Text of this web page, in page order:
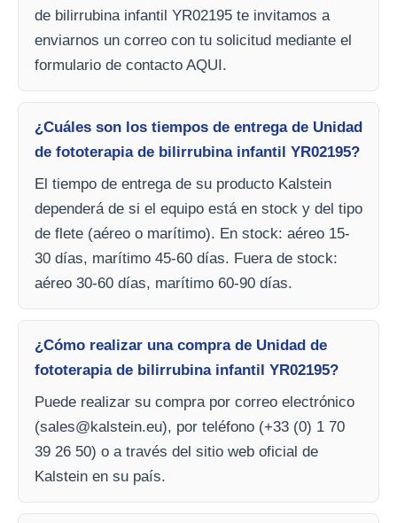
de bilirrubina infantil YR02195 te invitamos a
enviarnos un correo con tu solicitud mediante el
formulario de contacto AQUI.
¿Cuáles son los tiempos de entrega de Unidad
de fototerapia de bilirrubina infantil YR02195?
El tiempo de entrega de su producto Kalstein
dependerá de si el equipo está en stock y del tipo
de flete (aéreo o marítimo). En stock: aéreo 15-
30 días, marítimo 45-60 días. Fuera de stock:
aéreo 30-60 días, marítimo 60-90 días.
¿Cómo realizar una compra de Unidad de
fototerapia de bilirrubina infantil YR02195?
Puede realizar su compra por correo electrónico
(sales@kalstein.eu), por teléfono (+33 (0) 1 70
39 26 50) o a través del sitio web oficial de
Kalstein en su país.